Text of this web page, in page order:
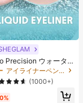
Precision ウォータ
ッドアイライナー-Bl
子のためのブランド
スメメイクアップ
アイライナーペンシル アイライナー
(1000+)